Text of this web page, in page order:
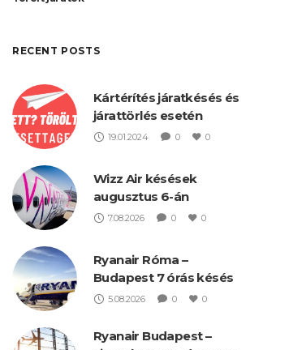
RECENT POSTS
Kártérítés járatkésés és
járattörlés esetén
19.01.2024 0 0
Wizz Air késések
augusztus 6-án
7.08.2026 0 0
Ryanair Róma –
Budapest 7 órás késés
5.08.2026 0 0
Ryanair Budapest –